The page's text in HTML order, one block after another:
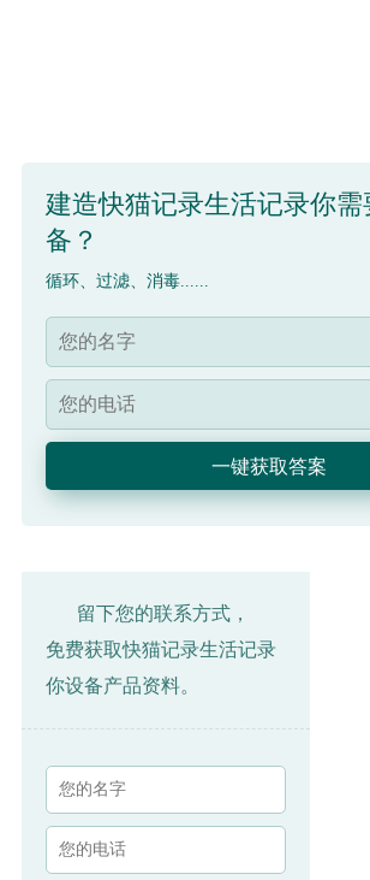
建造快猫记录生活记录你需
备？
循环、过滤、消毒......
留下您的联系方式，
免费获取快猫记录生活记录
你设备产品资料。